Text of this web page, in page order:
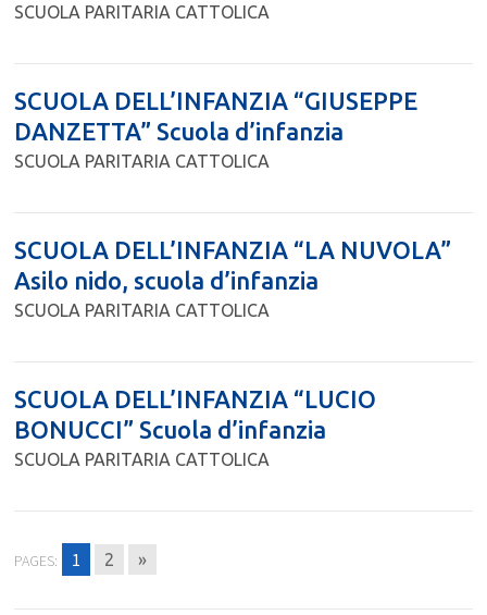
SCUOLA PARITARIA CATTOLICA
SCUOLA DELL’INFANZIA “GIUSEPPE
DANZETTA” Scuola d’infanzia
SCUOLA PARITARIA CATTOLICA
SCUOLA DELL’INFANZIA “LA NUVOLA”
Asilo nido, scuola d’infanzia
SCUOLA PARITARIA CATTOLICA
SCUOLA DELL’INFANZIA “LUCIO
BONUCCI” Scuola d’infanzia
SCUOLA PARITARIA CATTOLICA
PAGES: 1 2 »